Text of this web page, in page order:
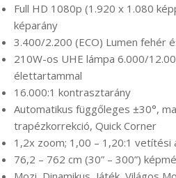
Full HD 1080p (1.920 x 1.080
képarány
3.400/2.200 (ECO) Lumen fehér
210W-os UHE lámpa 6.000/
élettartammal
16.000:1 kontrasztarány
Automatikus függőleges ±30°,
trapézkorrekció, Quick Corner
1,2x zoom; 1,00 – 1,20:1 vetítési
76,2 – 762 cm (30” – 300”)